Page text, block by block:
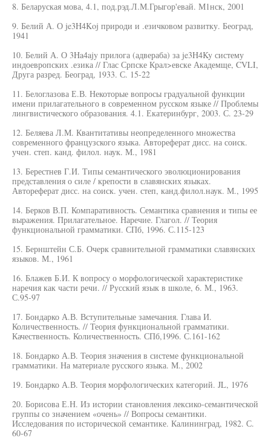
8. Беларуская мова, 4.1, под.рэд.Л.М.Грыгор'евай. М1нск, 2001
9. Белий А. О je3H4Koj природи и .езичковом развитку. Београд,
1941
10. Белий А. О 3Ha4ajy прилога (адвераба) за je3H4Ky систему
индоевропских .езика // Глас Српске Крал>евске Академще, CVLI,
Друга разред. Београд, 1933. С. 15-22
11. Белоглазова Е.В. Некоторые вопросы градуальной функции
имени прилагательного в современном русском языке // Проблемы
лингвистического образования. 4.1. Екатеринбург, 2003. С. 23-29
12. Беляева Л.М. Квантитативы неопределенного множества
современного французского языка. Автореферат дисс. на соиск.
учен. степ. канд. филол. наук. М., 1981
13. Берестнев Г.И. Типы семантического эволюционирования
представления о силе / крепости в славянских языках.
Автореферат дисс. на соиск. учен. степ, канд.филол.наук. М., 1995
14. Берков В.П. Компаративность. Семантика сравнения и типы ее
выражения. Прилагательное. Наречие. Глагол. // Теория
функциональной грамматики. СПб, 1996. С.115-123
15. Бернштейн С.Б. Очерк сравнительной грамматики славянских
языков. М., 1961
16. Блажев Б.И. К вопросу о морфологической характеристике
наречия как части речи. // Русский язык в школе, 6. М., 1963.
С.95-97
17. Бондарко А.В. Вступительные замечания. Глава И.
Количественность. // Теория функциональной грамматики.
Качественность. Количественность. СПб,1996. С.161-162
18. Бондарко А.В. Теория значения в системе функциональной
грамматики. На материале русского языка. М., 2002
19. Бондарко А.В. Теория морфологических категорий. JL, 1976
20. Борисова Е.Н. Из истории становления лексико-семантической
группы со значением «очень» // Вопросы семантики.
Исследования по исторической семантике. Калининград, 1982. С.
60-67